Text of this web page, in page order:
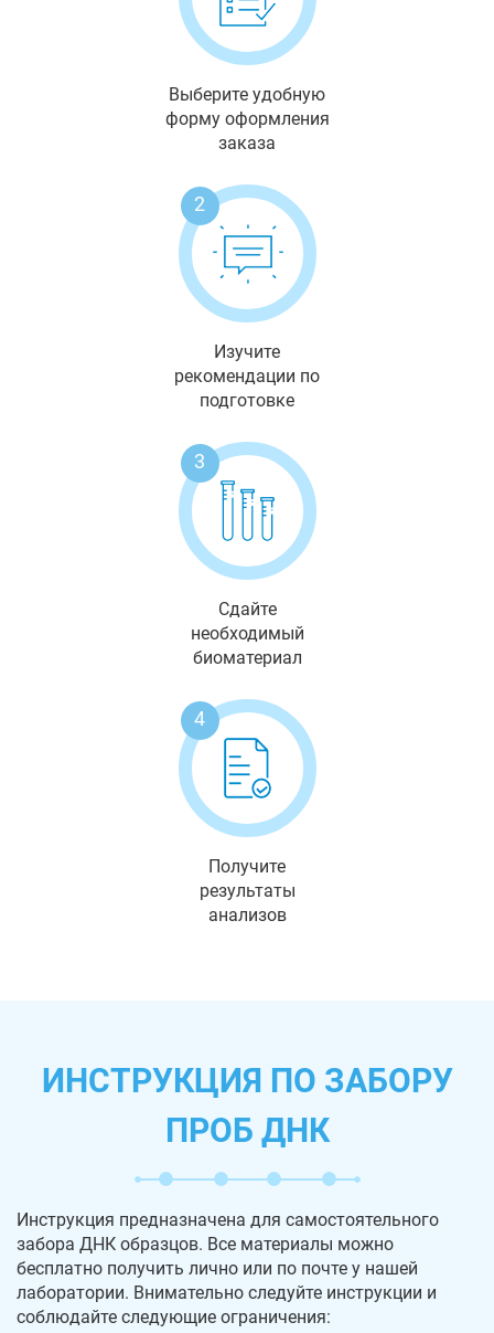
Выберите удобную
форму оформления
заказа
2
Изучите
рекомендации по
подготовке
3
Сдайте
необходимый
биоматериал
4
Получите
результаты
анализов
ИНСТРУКЦИЯ ПО ЗАБОРУ
ПРОБ ДНК
Инструкция предназначена для самостоятельного
забора ДНК образцов. Все материалы можно
бесплатно получить лично или по почте у нашей
лаборатории. Внимательно следуйте инструкции и
соблюдайте следующие ограничения: